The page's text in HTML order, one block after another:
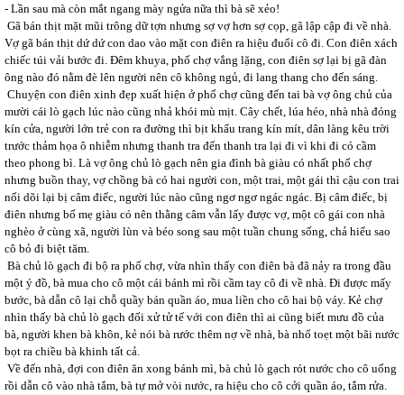
- Lần sau mà còn mắt ngang mày ngửa nữa thì bà sẽ xẻo!
Gã bán thịt mặt mũi trông dữ tợn nhưng sợ vợ hơn sợ cọp, gã lập cập đi về nhà.
Vợ gã bán thịt dứ dứ con dao vào mặt con điên ra hiệu đuổi cô đi. Con điên xách
chiếc túi vải bước đi. Đêm khuya, phố chợ vắng lặng, con điên sợ lại bị gã đàn
ông nào đó nằm đè lên người nên cô không ngủ, đi lang thang cho đến sáng.
Chuyện con điên xinh đẹp xuất hiện ở phố chợ cũng đến tai bà vợ ông chủ của
mười cái lò gạch lúc nào cũng nhả khói mù mịt. Cây chết, lúa héo, nhà nhà đóng
kín cửa, người lớn trẻ con ra đường thì bịt khẩu trang kín mít, dân làng kêu trời
trước thảm họa ô nhiễm nhưng thanh tra đến thanh tra lại đi vì khi đi có cầm
theo phong bì. Là vợ ông chủ lò gạch nên gia đình bà giàu có nhất phố chợ
nhưng buồn thay, vợ chồng bà có hai người con, một trai, một gái thì cậu con trai
nối dõi lại bị câm điếc, người lúc nào cũng ngơ ngơ ngác ngác. Bị câm điếc, bị
điên nhưng bố mẹ giàu có nên thằng câm vẫn lấy được vợ, một cô gái con nhà
nghèo ở cùng xã, người lùn và béo song sau một tuần chung sống, chả hiểu sao
cô bỏ đi biệt tăm.
Bà chủ lò gạch đi bộ ra phố chợ, vừa nhìn thấy con điên bà đã nảy ra trong đầu
một ý đồ, bà mua cho cô một cái bánh mì rồi cầm tay cô đi về nhà. Đi được mấy
bước, bà dẫn cô lại chỗ quầy bán quần áo, mua liền cho cô hai bộ váy. Kẻ chợ
nhìn thấy bà chủ lò gạch đối xử tử tế với con điên thì ai cũng biết mưu đồ của
bà, người khen bà khôn, kẻ nói bà rước thêm nợ về nhà, bà nhổ toẹt một bãi nước
bọt ra chiều bà khinh tất cả.
Về đến nhà, đợi con điên ăn xong bánh mì, bà chủ lò gạch rót nước cho cô uống
rồi dẫn cô vào nhà tắm, bà tự mở vòi nước, ra hiệu cho cô cởi quần áo, tắm rửa.